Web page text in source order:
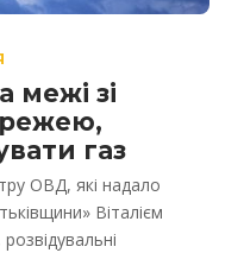
межі зі
газ
ОВД, які надало
Віталієм